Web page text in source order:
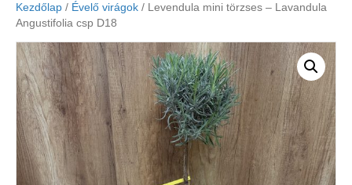
Kezdőlap / Évelő virágok / Levendula mini törzses – Lavandula
Angustifolia csp D18